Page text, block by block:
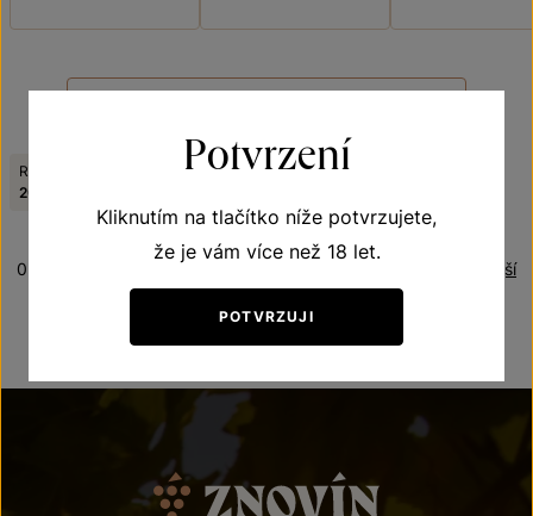
Ročník:
2021
Jakostní stupeň:
Odrůda:
Nejnovější
0 produktů
Potvrzení
Kliknutím na tlačítko níže potvrzujete,
že je vám více než 18 let.
POTVRZUJI